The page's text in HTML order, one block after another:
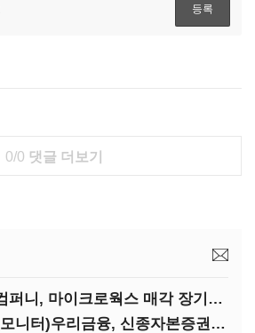
0/0 댓글 더보기
[IB토마토]한앤컴퍼니, 마이크로웍스 매각 장기화 대비…배당 회수판 깔았다
[IB토마토](Deal모니터)우리금융, 신종자본증권 발행했지만 차환금리 '부담'